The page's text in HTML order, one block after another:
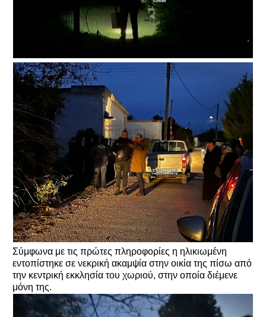
Σύμφωνα με τις πρώτες πληροφορίες η ηλικιωμένη
εντοπίστηκε σε νεκρική ακαμψία στην οικία της πίσω από
την κεντρική εκκλησία του χωριού, στην οποία διέμενε
μόνη της.